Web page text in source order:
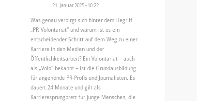
21. Januar 2025 - 10:22
Was genau verbirgt sich hinter dem Begriff
„PR-Volontariat“ und warum ist es ein
entscheidender Schritt auf dem Weg zu einer
Karriere in den Medien und der
Öffentlichkeitsarbeit? Ein Volontariat – auch
als „Volo“ bekannt – ist die Grundausbildung
für angehende PR-Profis und Journalisten. Es
dauert 24 Monate und gilt als
Karrieresprungbrett für junge Menschen, die